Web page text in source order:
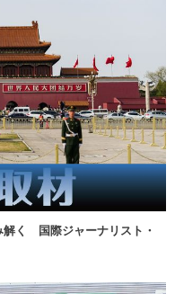
解く 国際ジャーナリスト・